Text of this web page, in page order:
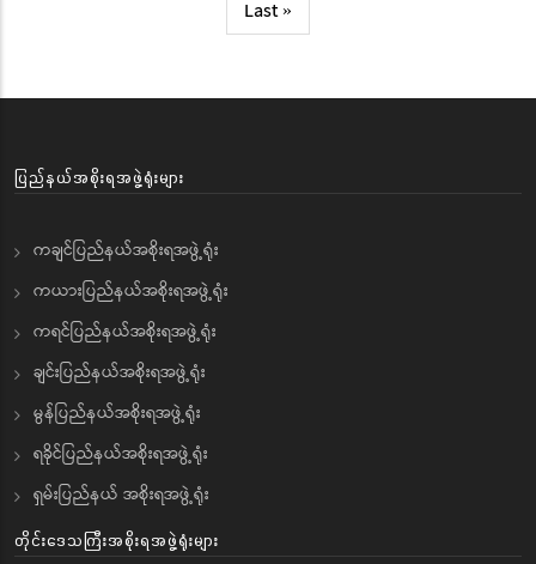
Last
page
Last »
ပြည်နယ်အစိုးရအဖွဲ့ရုံးများ
ကချင်ပြည်နယ်အစိုးရအဖွဲ့ရုံး
ကယားပြည်နယ်အစိုးရအဖွဲ့ရုံး
ကရင်ပြည်နယ်အစိုးရအဖွဲ့ရုံး
ချင်းပြည်နယ်အစိုးရအဖွဲ့ရုံး
မွန်ပြည်နယ်အစိုးရအဖွဲ့ရုံး
ရခိုင်ပြည်နယ်အစိုးရအဖွဲ့ရုံး
ရှမ်းပြည်နယ် အစိုးရအဖွဲ့ရုံး
တိုင်းဒေသကြီးအစိုးရအဖွဲ့ရုံးများ